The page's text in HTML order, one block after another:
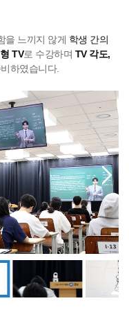
을 느끼지 않게 학생 간의
TV로 수강하며 TV 각도,
하였습니다.